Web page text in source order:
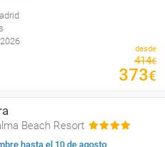
desde
414€
373€
Beach Resort
hasta el 10 de agosto